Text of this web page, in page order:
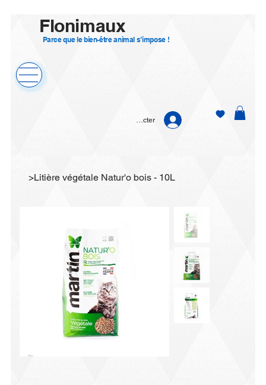
Flonimaux
Parce que le bien-être animal s’impose !
Se connecter
>Litière végétale Natur'o bois - 10L